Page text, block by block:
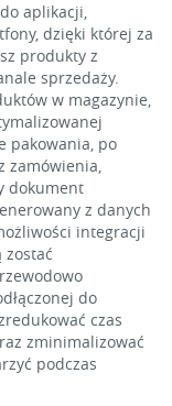
aplikacji,
dzięki której za
produkty z
sprzedaży.
w magazynie,
pakowania, po
zamówienia,
dokument
z danych
integracji
zostać
do
czas
zminimalizować
podczas